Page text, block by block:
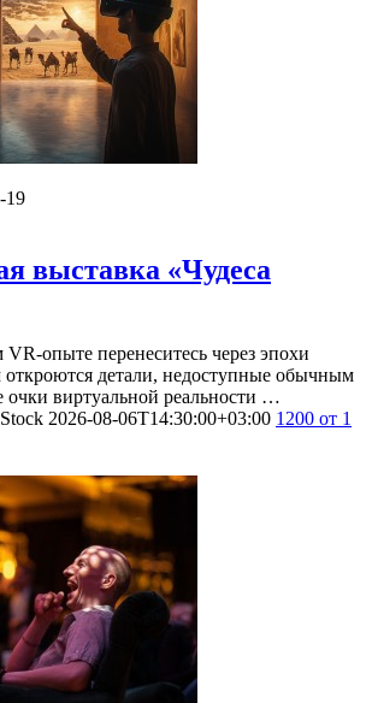
19
выставка «Чудеса
опыте перенеситесь через эпохи
детали, недоступные обычным
очки виртуальной реальности …
2026-08-06T14:30:00+03:00 1200 от 1